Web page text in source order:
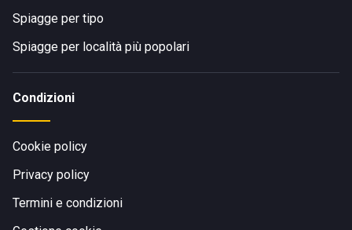
Spiagge per tipo
Spiagge per località più popolari
Condizioni
Cookie policy
Privacy policy
Termini e condizioni